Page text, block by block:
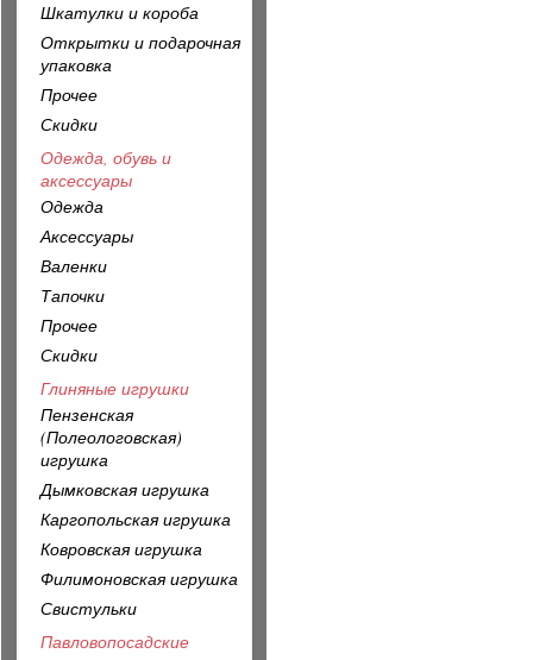
Шкатулки и короба
Открытки и подарочная
упаковка
Прочее
Скидки
Одежда, обувь и
аксессуары
Одежда
Аксессуары
Валенки
Тапочки
Прочее
Скидки
Глиняные игрушки
Пензенская
(Полеологовская)
игрушка
Дымковская игрушка
Каргопольская игрушка
Ковровская игрушка
Филимоновская игрушка
Свистульки
Павловопосадские